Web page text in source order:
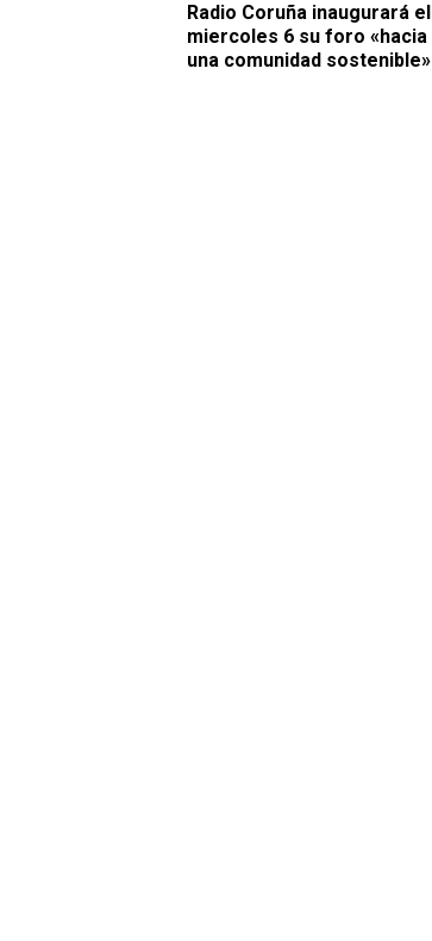
Radio Coruña inaugurará el
miercoles 6 su foro «hacia
una comunidad sostenible»